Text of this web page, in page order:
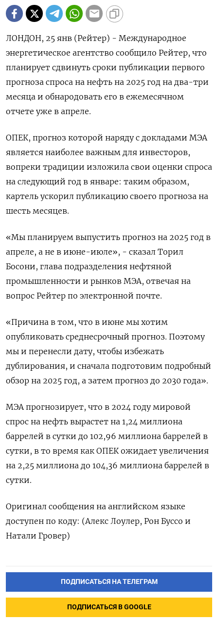
ЛОНДОН, 25 янв (Рейтер) - Международное
энергетическое агентство сообщило Рейтер, что
планирует сдвинуть сроки публикации первого
прогноза спроса на нефть на 2025 год на два-три
месяца и обнародовать его в ежемесячном
отчете уже в апреле.
ОПЕК, прогноз которой наряду с докладами МЭА
является наиболее важным для инвесторов,
вопреки традиции изложила свои оценки спроса
на следующий год в январе: таким образом,
картель ускорил публикацию своего прогноза на
шесть месяцев.
«Мы планируем выпустить прогноз на 2025 год в
апреле, а не в июне-июле», - сказал Торил
Босони, глава подразделения нефтяной
промышленности и рынков МЭА, отвечая на
вопрос Рейтер по электронной почте.
«Причина в том, что в июне мы хотим
опубликовать среднесрочный прогноз. Поэтому
мы и перенесли дату, чтобы избежать
дублирования, и сначала подготовим подробный
обзор на 2025 год, а затем прогноз до 2030 года».
МЭА прогнозирует, что в 2024 году мировой
спрос на нефть вырастет на 1,24 миллиона
баррелей в сутки до 102,96 миллиона баррелей в
сутки, в то время как ОПЕК ожидает увеличения
на 2,25 миллиона до 104,36 миллиона баррелей в
сутки.
Оригинал сообщения на английском языке
доступен по коду: (Алекс Лоулер, Рон Буссо и
Натали Гровер)
ПОДПИСАТЬСЯ НА ТЕЛЕГРАМ
ПОДПИСАТЬСЯ В GOOGLE